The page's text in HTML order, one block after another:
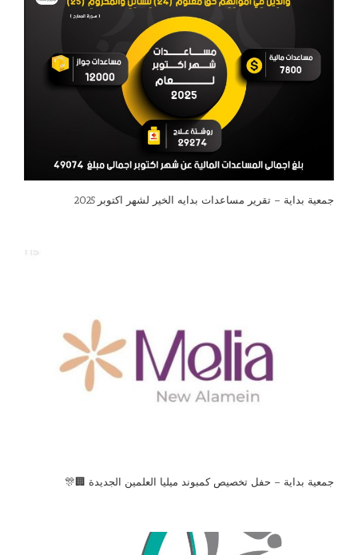
جمعية بداية – تقرير مساعدات بدايه الخير لشهر اكتوبر 2025
جمعية بداية – حفل تخصيص كمبوند ميليا العلمين الجديدة 🏢🎊